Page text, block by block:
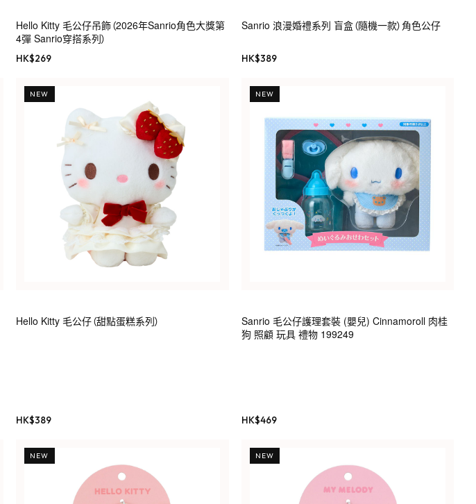
Hello Kitty 毛公仔吊飾（2026年Sanrio角色大獎第
4彈 Sanrio穿搭系列）
HK$269
Sanrio 浪漫婚禮系列 盲盒（隨機一款）角色公仔
HK$389
NEW
Hello Kitty 毛公仔（甜點蛋糕系列）
HK$389
NEW
Sanrio 毛公仔護理套裝 (嬰兒) Cinnamoroll 肉桂
狗 照顧 玩具 禮物 199249
HK$469
NEW NEW